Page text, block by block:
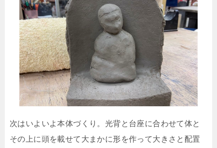
次はいよいよ本体づくり。光背と台座に合わせて体と
その上に頭を載せて大まかに形を作って大きさと配置